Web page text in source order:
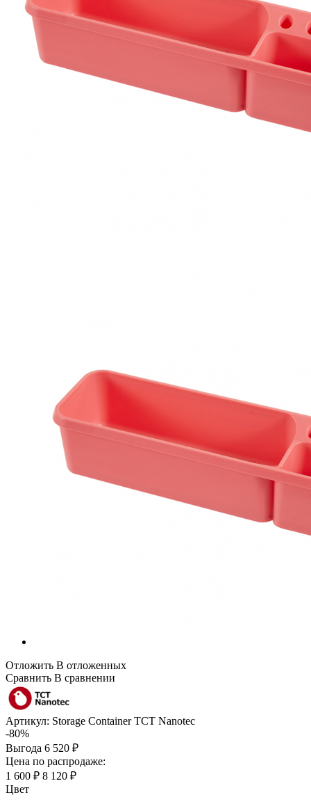
Отложить В отложенных
Сравнить В сравнении
Артикул: Storage Container TCT Nanotec
-80%
Выгода 6 520 ₽
Цена по распродаже:
1 600 ₽ 8 120 ₽
Цвет